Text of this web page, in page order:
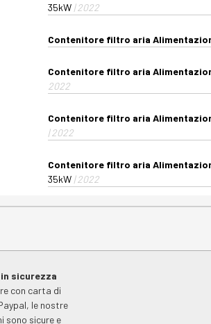
35kW | 2022
Contenitore filtro aria
Contenitore filtro aria
2022
Contenitore filtro aria
| 2022
Contenitore filtro aria
35kW | 2022
sicurezza
con carta di
le nostre
sono sicure e